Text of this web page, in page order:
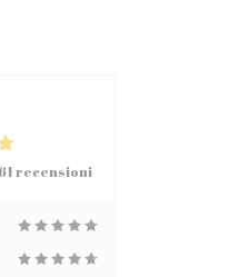
recensioni